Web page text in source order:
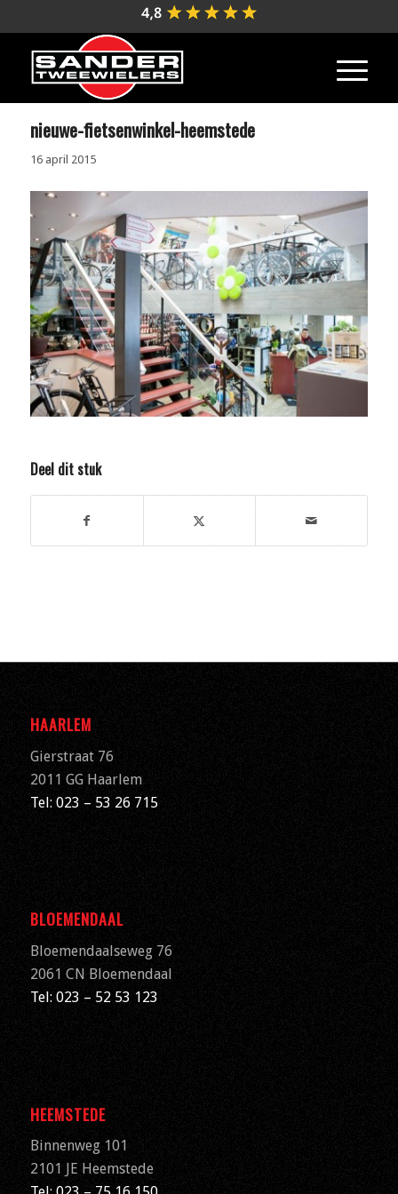
nieuwe-fietsenwinkel-heemstede
16 april 2015
Deel dit stuk
HAARLEM
Gierstraat 76
2011 GG Haarlem
Tel: 023 – 53 26 715
BLOEMENDAAL
Bloemendaalseweg 76
2061 CN Bloemendaal
Tel: 023 – 52 53 123
HEEMSTEDE
Binnenweg 101
2101 JE Heemstede